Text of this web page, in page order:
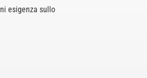
esigenza sullo